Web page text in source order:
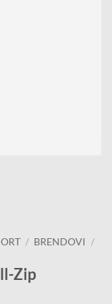
/ BRENDOVI /
Zip